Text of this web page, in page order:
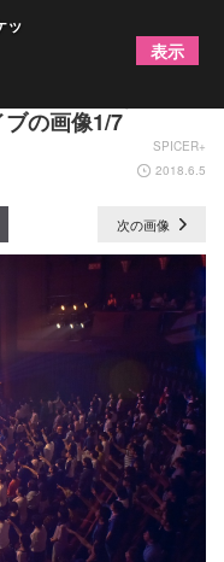
して言えない”歩
の画像1/7
SPICER+
2018.6.5
次の画像
ッ
表示